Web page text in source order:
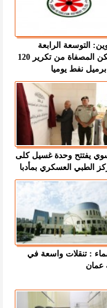
التوسعة الرابعة
ستمكن المصفاة من تكرير 120
نفط يوميا
يفتتح وحدة غسيل كلى
الطبي العسكري بمأدبا
: تنقلات واسعة في
عمان